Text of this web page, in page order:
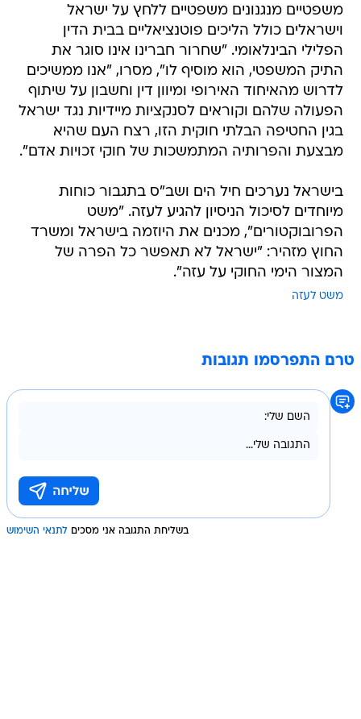
משפטיים מנגנונים משפטיים ללחץ על ישראל
וישראלים כולל הליכים פוטנציאליים בבית הדין
הפלילי הבינלאומי. "שחרור חברינו אינו סוגר את
התיק המשפטי, הוא מוסיף לו", מסרו, "אנו ממשיכים
לדרוש מהאיחוד האירופי ומיוון דין וחשבון על שיתוף
הפעולה שלהם וקוראים לסנקציות מיידיות נגד ישראל
בגין החטיפה הבלתי חוקית הזו, רצח העם שהיא
מבצעת והפרותיה המתמשכות של חוקי זכויות אדם".
בישראל נערכים חיל הים ושב"ס בתגבור כוחות
מיוחדים לסיכול הניסיון להגיע לעזה. "משט
הפרובוקטורים", מכנים את היוזמה בישראל ומשרד
החוץ מזהיר: "ישראל לא תאפשר כל הפרה של
המצור הימי החוקי על עזה".
משט לעזה
טרם התפרסמו תגובות
בשליחת התגובה אני מסכים לתנאי השימוש